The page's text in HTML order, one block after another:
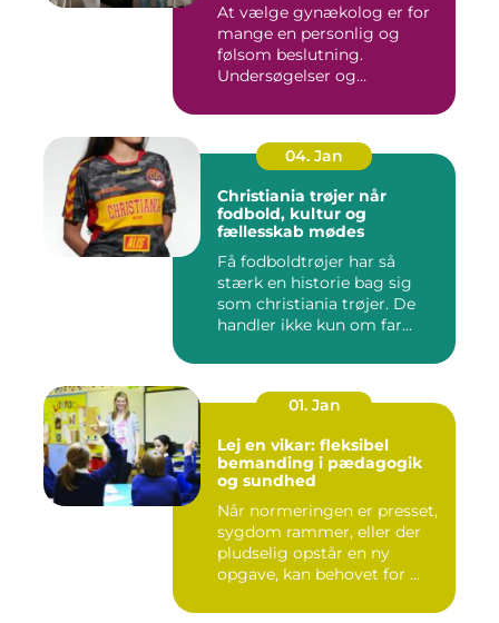
At vælge gynækolog er for
mange en personlig og
følsom beslutning.
Undersøgelser og
04. Jan
Christiania trøjer når
fodbold, kultur og
fællesskab mødes
Få fodboldtrøjer har så
stærk en historie bag sig
som christiania trøjer. De
handler ikke kun om far...
01. Jan
Lej en vikar: fleksibel
bemanding i pædagogik
og sundhed
Når normeringen er presset,
sygdom rammer, eller der
pludselig opstår en ny
opgave, kan behovet for ...